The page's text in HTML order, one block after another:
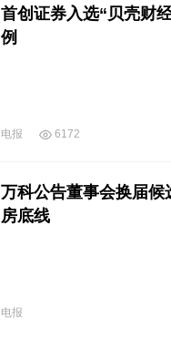
首创证券入选“贝壳财
例
电报 6172
万科公告董事会换届
房底线
电报